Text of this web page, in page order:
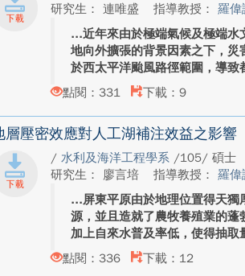
研究生： 連唯盛
指導教授：羅偉
近年來由於極端氣候及極端水
地向外擴張的背景因素之下，
於西太平洋颱風路徑範圍，導致
點閱：331
下載：9
層壓密效應對人工湖補注效益之影響
/水利及海洋工程學系 /105/ 碩士
研究生： 廖言培
指導教授：羅偉
屏東平原由於地理位置得天
源，並且造就了農牧養殖業的蓬
加上自來水普及率低，使得抽
點閱：336
下載：12